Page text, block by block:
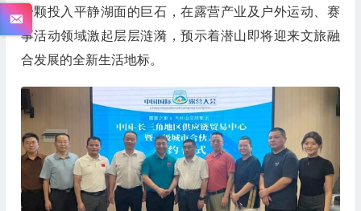
一颗投入平静湖面的巨石，在露营产业及户外运动、赛
事活动领域激起层层涟漪，预示着潜山即将迎来文旅融
合发展的全新生活地标。